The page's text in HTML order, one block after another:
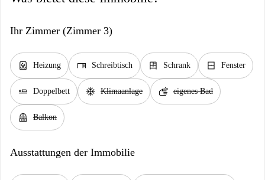
Ihr Zimmer (Zimmer 3)
water_heater Heizung desk Schreibtisch dresser Schrank window_closed Fenster
airline_seat_flat Doppelbett ac_unit Klimaanlage soap eigenes Bad
balcony Balkon
Ausstattungen der Immobilie